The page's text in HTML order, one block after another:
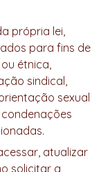
própria lei,
para fins de
étnica,
sindical,
sexual
atualizar
solicitar a